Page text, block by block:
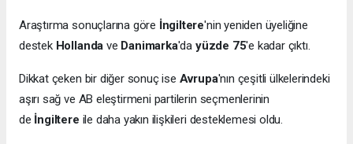
Araştırma sonuçlarına göre İngiltere'nin yeniden üyeliğine
destek Hollanda ve Danimarka'da yüzde 75'e kadar çıktı.
Dikkat çeken bir diğer sonuç ise Avrupa'nın çeşitli ülkelerindeki
aşırı sağ ve AB eleştirmeni partilerin seçmenlerinin
de İngiltere ile daha yakın ilişkileri desteklemesi oldu.